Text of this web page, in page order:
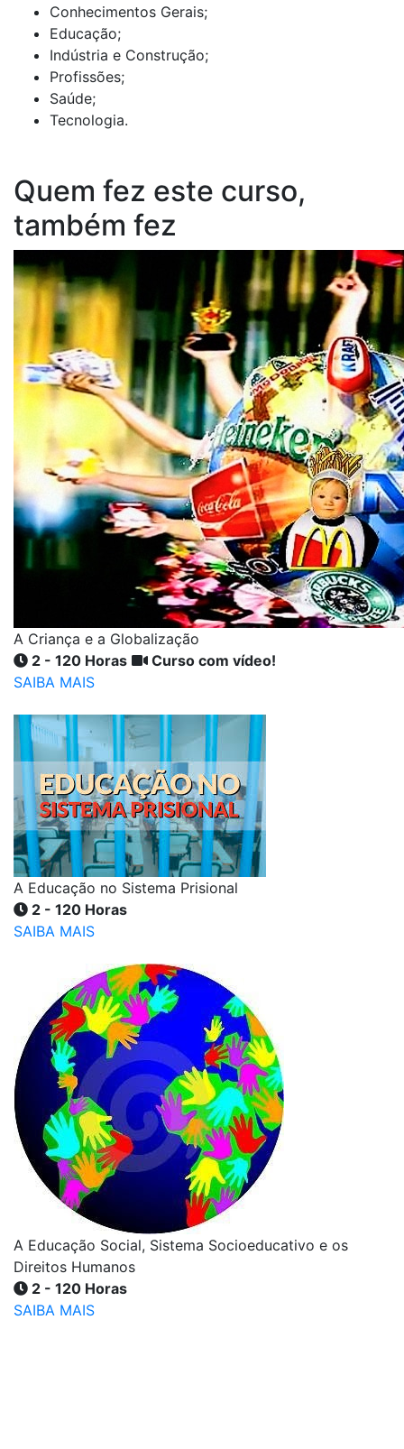
Conhecimentos Gerais;
Educação;
Indústria e Construção;
Profissões;
Saúde;
Tecnologia.
Quem fez este curso,
também fez
A Criança e a Globalização
2 - 120 Horas
Curso com vídeo!
SAIBA MAIS
A Educação no Sistema Prisional
2 - 120 Horas
SAIBA MAIS
A Educação Social, Sistema Socioeducativo e os
Direitos Humanos
2 - 120 Horas
SAIBA MAIS